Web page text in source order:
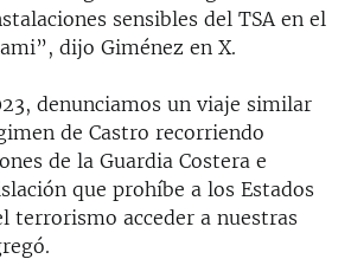
sensibles del TSA en el
dijo Giménez en X.
denunciamos un viaje similar
de Castro recorriendo
de la Guardia Costera e
que prohíbe a los Estados
terrorismo acceder a nuestras